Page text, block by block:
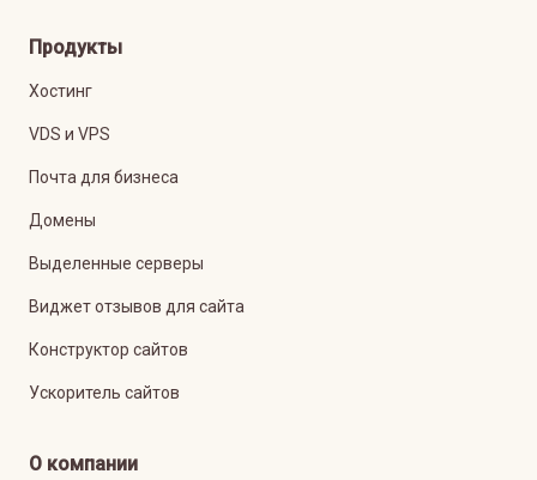
Продукты
Хостинг
VDS и VPS
Почта для бизнеса
Домены
Выделенные серверы
Виджет отзывов для сайта
Конструктор сайтов
Ускоритель сайтов
О компании